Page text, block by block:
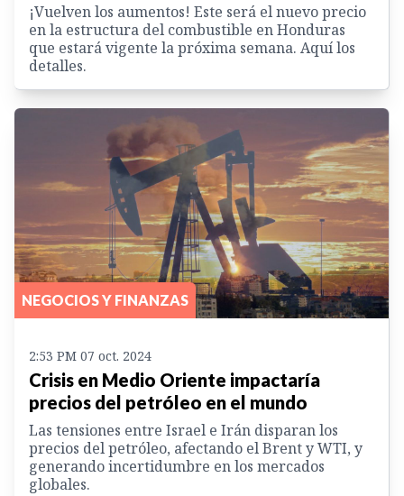
¡Vuelven los aumentos! Este será el nuevo precio
en la estructura del combustible en Honduras
que estará vigente la próxima semana. Aquí los
detalles.
NEGOCIOS Y FINANZAS
2:53 PM 07 oct. 2024
Crisis en Medio Oriente impactaría
precios del petróleo en el mundo
Las tensiones entre Israel e Irán disparan los
precios del petróleo, afectando el Brent y WTI, y
generando incertidumbre en los mercados
globales.